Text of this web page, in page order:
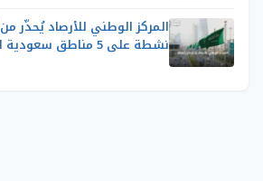
المركز الوطني للأرصاد يُحذّر
نشطة على 5 مناطق سعودية السبت